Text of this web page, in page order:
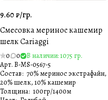
9.60 ₽/гр.
Смесовка меринос кашемир
шелк Cariaggi
0 0
В наличии: 1075 гр.
Арт. B-MS-0567-5
Состав: 70% меринос экстрафайн,
20% шелк, 10% кашемир
Толщина: 100гр/1400м